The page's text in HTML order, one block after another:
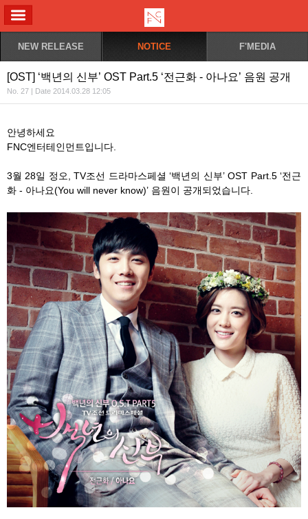
NEW RELEASE NOTICE F'MEDIA
[OST] ‘백년의 신부’ OST Part.5 ‘전근화 - 아나요’ 음원 공개
No. 27 | Date 2014.03.28 12:05
안녕하세요
FNC엔터테인먼트입니다.
3월 28일 정오, TV조선 드라마스페셜 ‘백년의 신부’ OST Part.5 ‘전근
화 - 아나요(You will never know)’ 음원이 공개되었습니다.